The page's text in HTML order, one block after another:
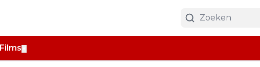
Films